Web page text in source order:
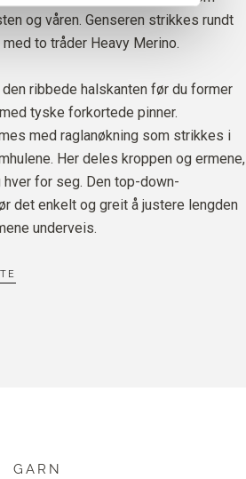
MERINO
6STK. 50EURO
og våren. Genseren strikkes rundt
to tråder Heavy Merino.
den ribbede halskanten før du former
tyske forkortede pinner.
med raglanøkning som strikkes i
Her deles kroppen og ermene,
for seg. Den top-down-
det enkelt og greit å justere lengden
underveis.
GARN